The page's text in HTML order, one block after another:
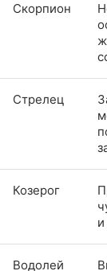
Скорпион
Стрелец
Козерог
Водолей